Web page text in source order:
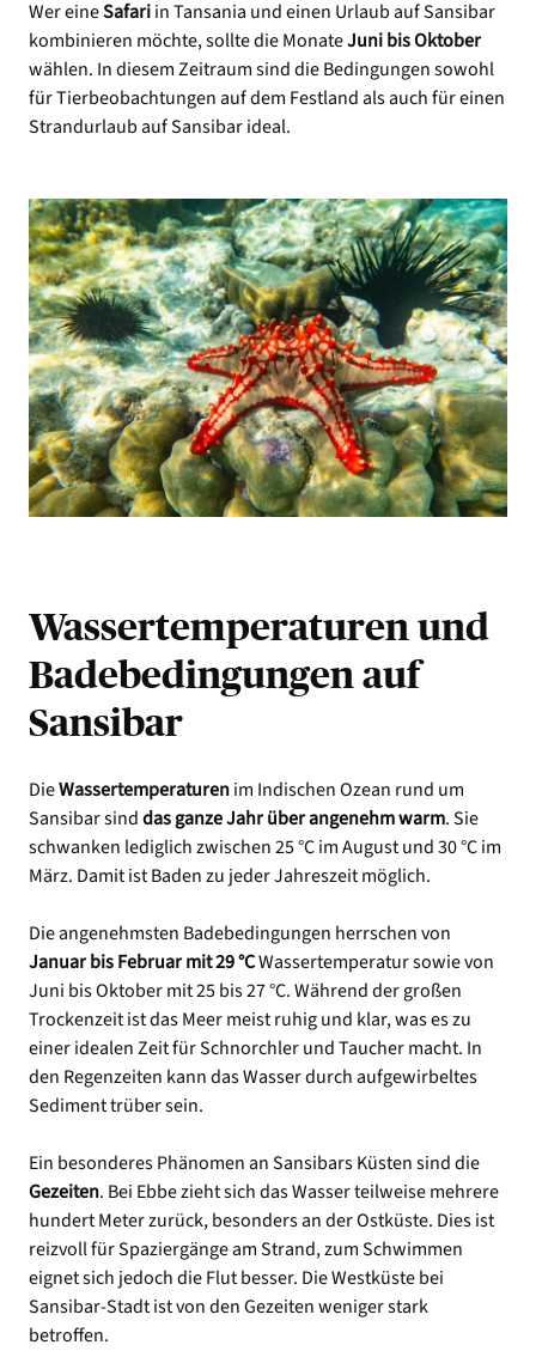
Wer eineSafariin Tansania und einen Urlaub auf Sansibar
kombinieren möchte, sollte die MonateJuni bis Oktober
wählen. In diesem Zeitraum sind die Bedingungen sowohl
für Tierbeobachtungen auf dem Festland als auch für einen
Strandurlaub auf Sansibar ideal.
Wassertemperaturen und
Badebedingungen auf
Sansibar
DieWassertemperaturenim Indischen Ozean rund um
Sansibar sinddas ganze Jahr über angenehm warm. Sie
schwanken lediglich zwischen 25 °C im August und 30 °C im
März. Damit ist Baden zu jeder Jahreszeit möglich.
Die angenehmsten Badebedingungen herrschen von
Januar bis Februar mit 29 °CWassertemperatur sowie von
Juni bis Oktober mit 25 bis 27 °C. Während der großen
Trockenzeit ist das Meer meist ruhig und klar, was es zu
einer idealen Zeit für Schnorchler und Taucher macht. In
den Regenzeiten kann das Wasser durch aufgewirbeltes
Sediment trüber sein.
Ein besonderes Phänomen an Sansibars Küsten sind die
Gezeiten. Bei Ebbe zieht sich das Wasser teilweise mehrere
hundert Meter zurück, besonders an der Ostküste. Dies ist
reizvoll für Spaziergänge am Strand, zum Schwimmen
eignet sich jedoch die Flut besser. Die Westküste bei
Sansibar-Stadt ist von den Gezeiten weniger stark
betroffen.